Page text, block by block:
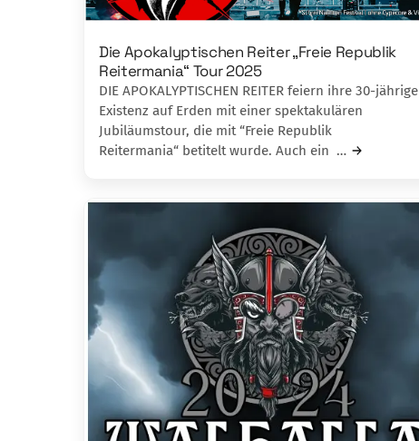
Die Apokalyptischen Reiter „Freie Republik
Reitermania“ Tour 2025
DIE APOKALYPTISCHEN REITER feiern ihre 30-jährige
Existenz auf Erden mit einer spektakulären
Jubiläumstour, die mit “Freie Republik
Reitermania“ betitelt wurde. Auch ein …